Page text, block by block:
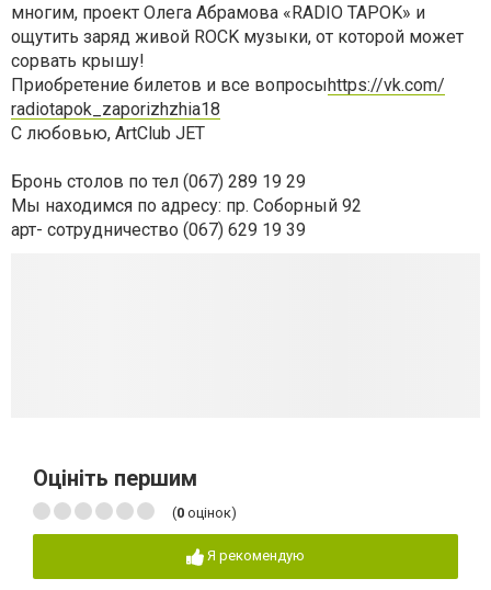
многим, проект Олега Абрамова «RADIO TAPOK» и
ощутить заряд живой ROCK музыки, от которой может
сорвать крышу!
Приобретение билетов и все вопросыhttps://vk.com/
radiotapok_zaporizhzhia18
С любовью, ArtClub JET
Бронь столов по тел (067) 289 19 29
Мы находимся по адресу: пр. Соборный 92
арт- сотрудничество (067) 629 19 39
Оцініть першим
(0 оцінок)
Я рекомендую